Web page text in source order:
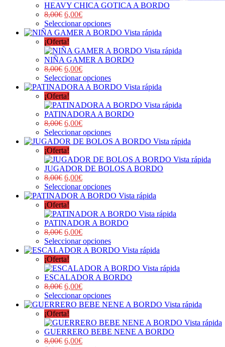
HEAVY CHICA GOTICA A BORDO
8,00€ 6,00€
Seleccionar opciones
Vista rápida
¡Oferta!
Vista rápida
NIÑA GAMER A BORDO
8,00€ 6,00€
Seleccionar opciones
Vista rápida
¡Oferta!
Vista rápida
PATINADORA A BORDO
8,00€ 6,00€
Seleccionar opciones
Vista rápida
¡Oferta!
Vista rápida
JUGADOR DE BOLOS A BORDO
8,00€ 6,00€
Seleccionar opciones
Vista rápida
¡Oferta!
Vista rápida
PATINADOR A BORDO
8,00€ 6,00€
Seleccionar opciones
Vista rápida
¡Oferta!
Vista rápida
ESCALADOR A BORDO
8,00€ 6,00€
Seleccionar opciones
Vista rápida
¡Oferta!
Vista rápida
GUERRERO BEBE NENE A BORDO
8,00€ 6,00€